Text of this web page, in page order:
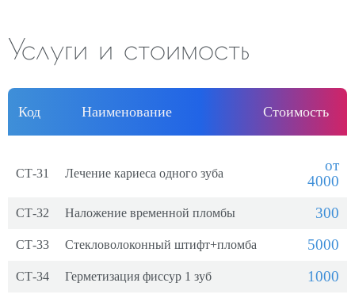
Услуги и стоимость
Код Наименование Стоимость
СТ-31 Лечение кариеса одного зуба
от
4000
СТ-32 Наложение временной пломбы 300
СТ-33 Стекловолоконный штифт+пломба 5000
СТ-34 Герметизация фиссур 1 зуб 1000